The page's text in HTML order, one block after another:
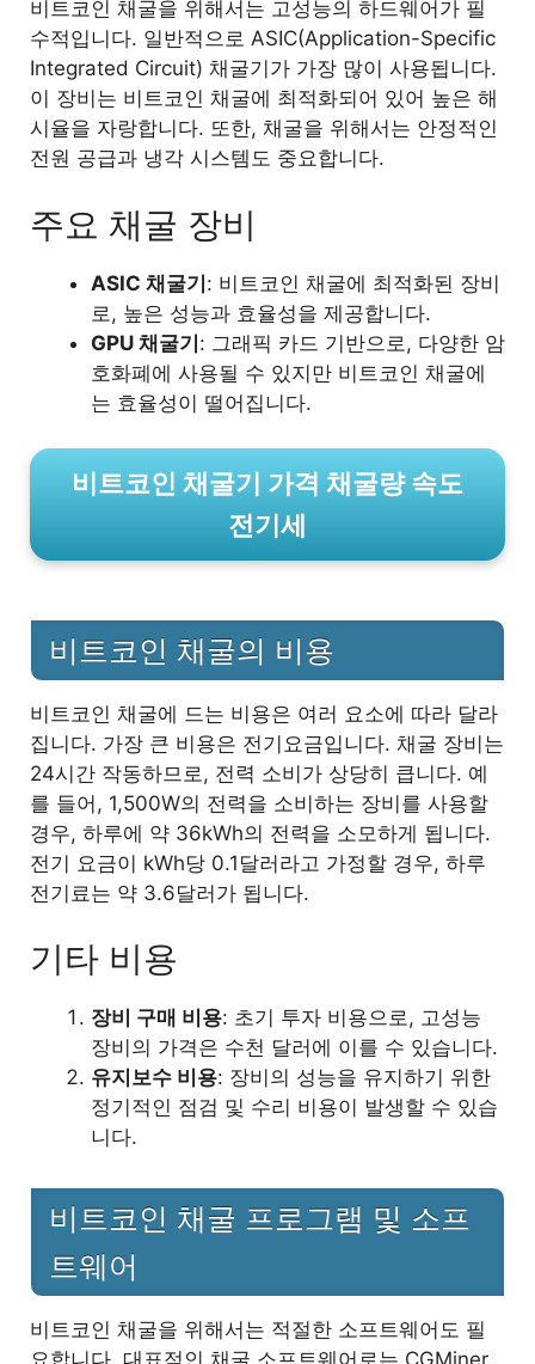
비트코인 채굴을 위해서는 고성능의 하드웨어가 필
수적입니다. 일반적으로 ASIC(Application-Specific
Integrated Circuit) 채굴기가 가장 많이 사용됩니다.
이 장비는 비트코인 채굴에 최적화되어 있어 높은 해
시율을 자랑합니다. 또한, 채굴을 위해서는 안정적인
전원 공급과 냉각 시스템도 중요합니다.
주요 채굴 장비
ASIC 채굴기: 비트코인 채굴에 최적화된 장비
로, 높은 성능과 효율성을 제공합니다.
GPU 채굴기: 그래픽 카드 기반으로, 다양한 암
호화폐에 사용될 수 있지만 비트코인 채굴에
는 효율성이 떨어집니다.
비트코인 채굴기 가격 채굴량 속도
전기세
비트코인 채굴의 비용
비트코인 채굴에 드는 비용은 여러 요소에 따라 달라
집니다. 가장 큰 비용은 전기요금입니다. 채굴 장비는
24시간 작동하므로, 전력 소비가 상당히 큽니다. 예
를 들어, 1,500W의 전력을 소비하는 장비를 사용할
경우, 하루에 약 36kWh의 전력을 소모하게 됩니다.
전기 요금이 kWh당 0.1달러라고 가정할 경우, 하루
전기료는 약 3.6달러가 됩니다.
기타 비용
장비 구매 비용: 초기 투자 비용으로, 고성능
장비의 가격은 수천 달러에 이를 수 있습니다.
유지보수 비용: 장비의 성능을 유지하기 위한
정기적인 점검 및 수리 비용이 발생할 수 있습
니다.
비트코인 채굴 프로그램 및 소프
트웨어
비트코인 채굴을 위해서는 적절한 소프트웨어도 필
요합니다. 대표적인 채굴 소프트웨어로는 CGMiner,